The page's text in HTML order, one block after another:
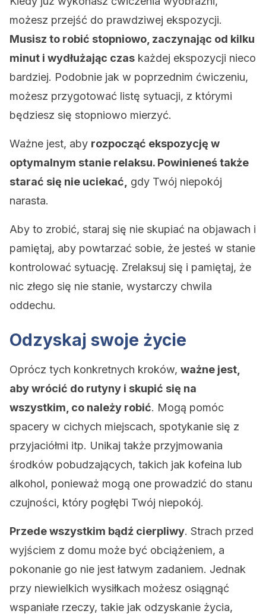
możesz przejść do prawdziwej ekspozycji.
Musisz to robić stopniowo, zaczynając od kilku
minut i wydłużając czas każdej ekspozycji nieco
bardziej. Podobnie jak w poprzednim ćwiczeniu,
możesz przygotować listę sytuacji, z którymi
będziesz się stopniowo mierzyć.
Ważne jest, aby rozpocząć ekspozycję w
optymalnym stanie relaksu. Powinieneś także
starać się nie uciekać,
gdy Twój niepokój
narasta.
Aby to zrobić, staraj się nie skupiać na objawach i
pamiętaj, aby powtarzać sobie, że jesteś w stanie
kontrolować sytuację. Zrelaksuj się i pamiętaj, że
nic złego się nie stanie, wystarczy chwila
oddechu.
Odzyskaj swoje życie
Oprócz tych konkretnych kroków, ważne jest,
aby wrócić do rutyny i skupić się na
wszystkim, co należy robić. Mogą pomóc
spacery w cichych miejscach, spotykanie się z
przyjaciółmi itp. Unikaj także przyjmowania
środków pobudzających, takich jak kofeina lub
alkohol, ponieważ mogą one prowadzić do stanu
czujności, który pogłębi Twój niepokój.
Przede wszystkim bądź cierpliwy. Strach przed
wyjściem z domu może być obciążeniem, a
pokonanie go nie jest łatwym zadaniem. Jednak
przy niewielkich wysiłkach możesz osiągnąć
wspaniałe rzeczy, takie jak odzyskanie życia,